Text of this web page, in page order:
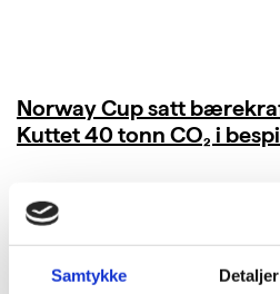
Samtykke Detaljer
Norway Cup satt
Kuttet 40 tonn CO₂ i